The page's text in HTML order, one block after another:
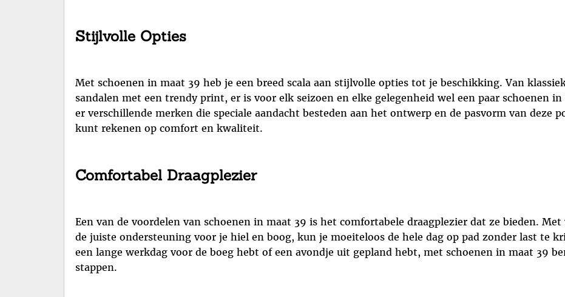
Stijlvolle Opties
Met schoenen in maat 39 heb je een breed scala aan stijlvolle opties tot je beschikking. Van
sandalen met een trendy print, er is voor elk seizoen en elke gelegenheid wel een paar schoenen
er verschillende merken die speciale aandacht besteden aan het ontwerp en de pasvorm van deze
kunt rekenen op comfort en kwaliteit.
Comfortabel Draagplezier
Een van de voordelen van schoenen in maat 39 is het comfortabele draagplezier dat ze bieden.
de juiste ondersteuning voor je hiel en boog, kun je moeiteloos de hele dag op pad zonder last te
een lange werkdag voor de boeg hebt of een avondje uit gepland hebt, met schoenen in maat 39
stappen.